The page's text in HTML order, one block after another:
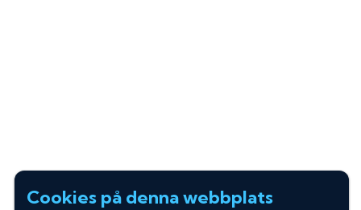
Cookies på denna webbplats